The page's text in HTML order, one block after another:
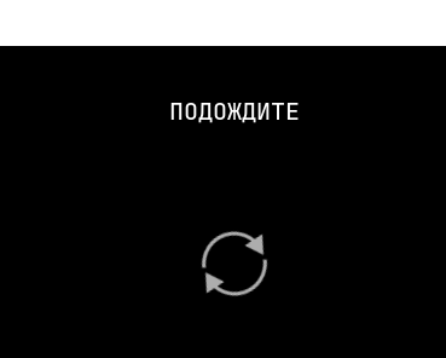
ПОДОЖДИТЕ